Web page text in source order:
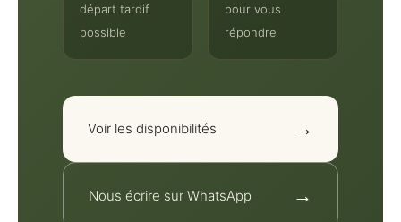
départ tardif
possible
pour vous
répondre
Voir les disponibilités →
Nous écrire sur WhatsApp →